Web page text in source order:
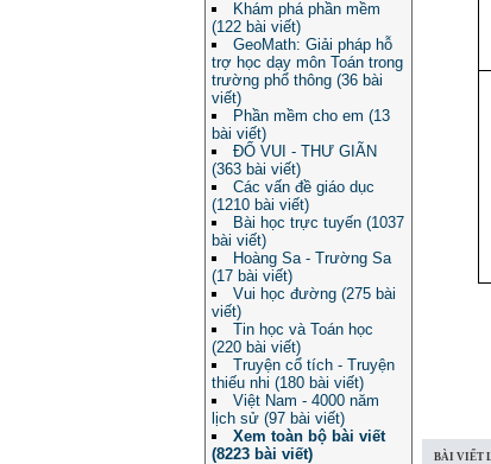
Khám phá phần mềm
(122 bài viết)
GeoMath: Giải pháp hỗ
trợ học dạy môn Toán trong
trường phổ thông (36 bài
viết)
Phần mềm cho em (13
bài viết)
ĐỐ VUI - THƯ GIÃN
(363 bài viết)
Các vấn đề giáo dục
(1210 bài viết)
Bài học trực tuyến (1037
bài viết)
Hoàng Sa - Trường Sa
(17 bài viết)
Vui học đường (275 bài
viết)
Tin học và Toán học
(220 bài viết)
Truyện cổ tích - Truyện
thiếu nhi (180 bài viết)
Việt Nam - 4000 năm
lịch sử (97 bài viết)
Xem toàn bộ bài viết
(8223 bài viết)
BÀI VIẾT